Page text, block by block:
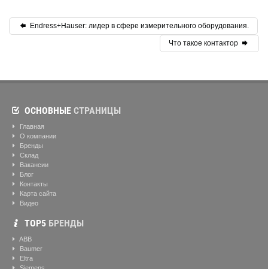
Endress+Hauser: лидер в сфере измерительного оборудования.
Что такое контактор
ОСНОВНЫЕ СТРАНИЦЫ
Главная
О компании
Бренды
Склад
Вакансии
Блог
Контакты
Карта сайта
Видео
ТОР5 БРЕНДЫ
ABB
Baumer
Eltra